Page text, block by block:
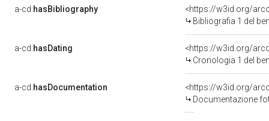
a-cd:hasBibliography
<https://w3id.org/
Bibliografia 1 del
a-cd:hasDating
<https://w3id.org/
Cronologia 1 del
a-cd:hasDocumentation
Documentazione